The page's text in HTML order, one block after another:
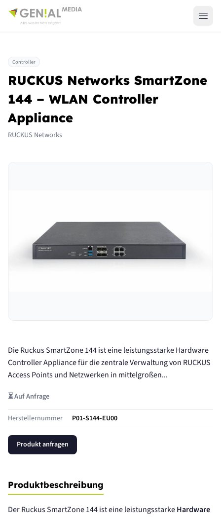
Controller
RUCKUS Networks SmartZone
144 – WLAN Controller
Appliance
RUCKUS Networks
Die Ruckus SmartZone 144 ist eine leistungsstarke Hardware
Controller Appliance für die zentrale Verwaltung von RUCKUS
Access Points und Netzwerken in mittelgroßen...
⏳ Auf Anfrage
Herstellernummer P01-S144-EU00
Produkt anfragen
Produktbeschreibung
Der Ruckus SmartZone 144 ist eine leistungsstarkeHardware